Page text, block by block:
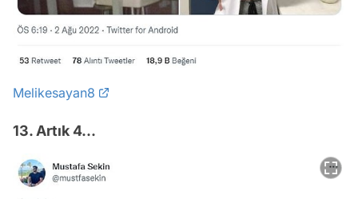
Melikesayan8
13. Artık 4...